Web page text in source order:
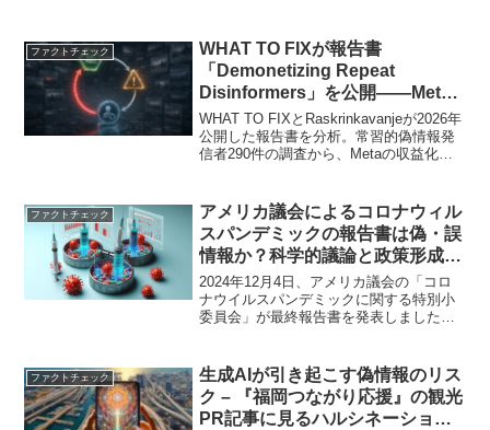
社会の防衛エコシステムを具体例と構造
で描く。
ファクトチェック
WHAT TO FIXが報告書
「Demonetizing Repeat
Disinformers」を公開——Meta
の収益化停止措置が機能していな
い実態
WHAT TO FIXとRaskrinkavanjeが2026年
公開した報告書を分析。常習的偽情報発
信者290件の調査から、Metaの収益化審
示義務との接続を論じる。
ファクトチェック
アメリカ議会によるコロナウィル
スパンデミックの報告書は偽・誤
情報か？科学的議論と政策形成の
在り方を考える
2024年12月4日、アメリカ議会の「コロ
ナウイルスパンデミックに関する特別小
委員会」が最終報告書を発表しました。
で、政府や国際機関、科学界の対応に関
する洞察を...
ファクトチェック
生成AIが引き起こす偽情報のリス
ク – 『福岡つながり応援』の観光
PR記事に見るハルシネーション